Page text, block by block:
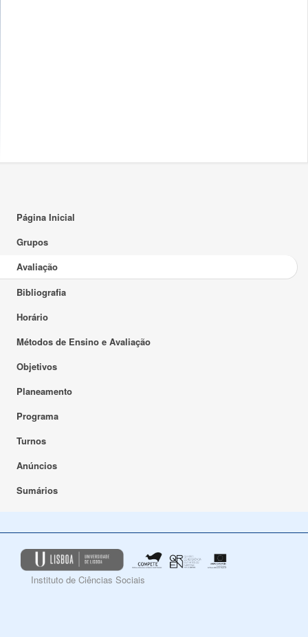
Página Inicial
Grupos
Avaliação
Bibliografia
Horário
Métodos de Ensino e Avaliação
Objetivos
Planeamento
Programa
Turnos
Anúncios
Sumários
Instituto de Ciências Sociais